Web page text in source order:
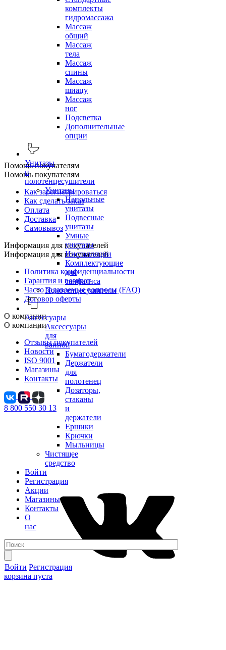
комплекты
гидромассажа
Массаж
общий
Массаж
тела
Массаж
спины
Массаж
шиацу
Массаж
ног
Подсветка
Дополнительные
опции
Унитазы
и
полотенцесушители
Унитазы
Напольные
унитазы
Подвесные
унитазы
Умные
унитазы
Инсталляции
Комплектующие
для
санфаянса
Полотенцесушители
Аксессуары
Аксессуары
для
ванной
Бумагодержатели
Держатели
для
полотенец
Дозаторы,
стаканы
и
держатели
Ершики
Крючки
Мыльницы
Чистящее
средство
Войти
Регистрация
Акции
Магазины
Контакты
О
нас
Войти Регистрация
корзина пуста
Помощь покупателям
Помощь покупателям
Как зарегистрироваться
Как сделать заказ
Оплата
Доставка
Самовывоз
Информация для покупателей
Информация для покупателей
Политика конфиденциальности
Гарантия и возврат
Часто задаваемые вопросы (FAQ)
Договор оферты
О компании
О компании
Отзывы покупателей
Новости
ISO 9001
Магазины
Контакты
8 800 550 30 13